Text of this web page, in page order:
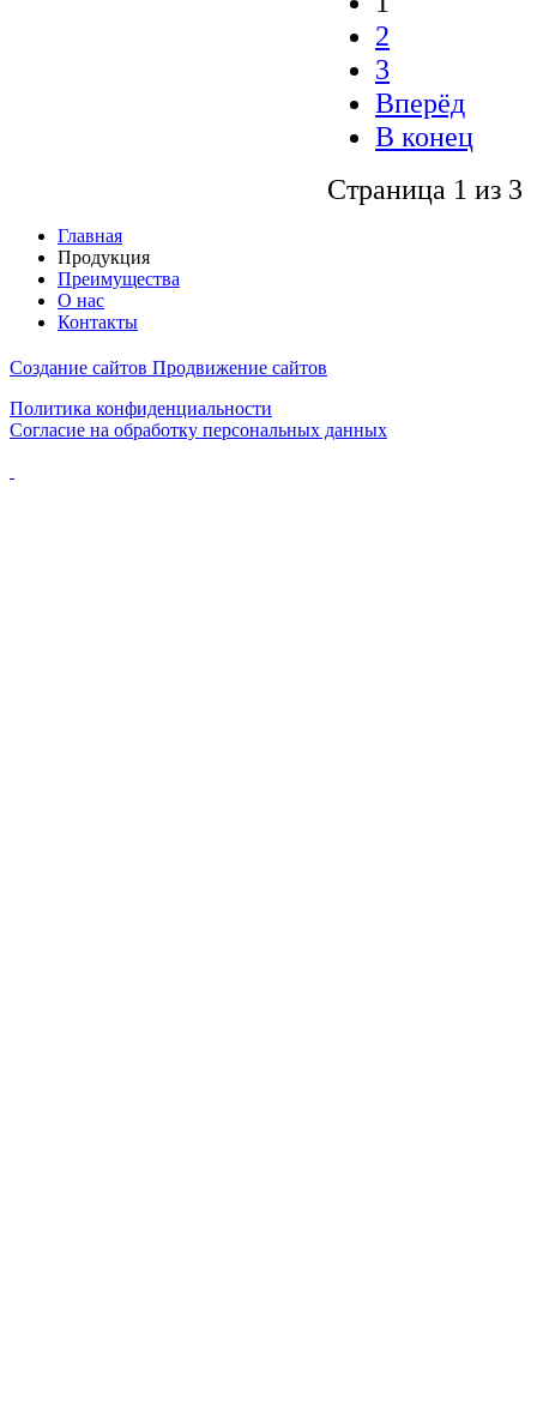
2
3
Вперёд
В конец
Страница 1 из 3
Главная
Продукция
Преимущества
О нас
Контакты
Создание сайтов Продвижение сайтов
Политика конфиденциальности
Согласие на обработку персональных данных